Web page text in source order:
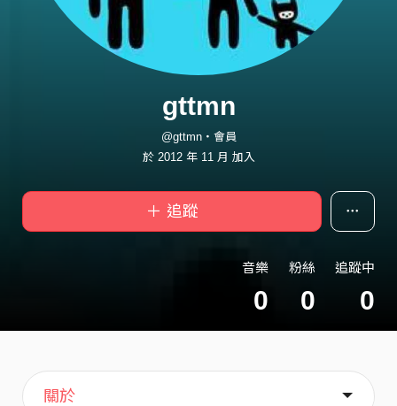
gttmn
@gttmn・會員
於 2012 年 11 月 加入
＋ 追蹤
音樂
0
粉絲
0
追蹤中
0
主頁
喜歡
關於